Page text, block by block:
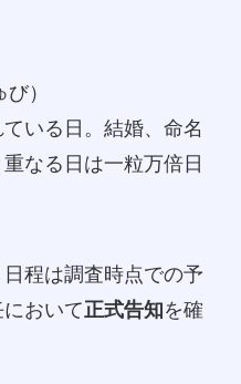
）
いる日。結婚、命名
なる日は一粒万倍日
程は調査時点での予
おいて正式告知を確